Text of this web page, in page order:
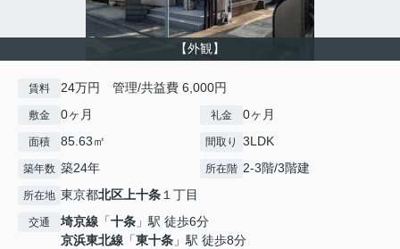
【外観】
賃料 24万円 管理/共益費 6,000円
敷金 0ヶ月 礼金 0ヶ月
面積 85.63㎡ 間取り 3LDK
築年数 築24年 所在階 2-3階/3階建
所在地 東京都北区上十条１丁目
交通 埼京線 「十条 」駅 徒歩6分
京浜東北線 「東十条 」駅 徒歩8分